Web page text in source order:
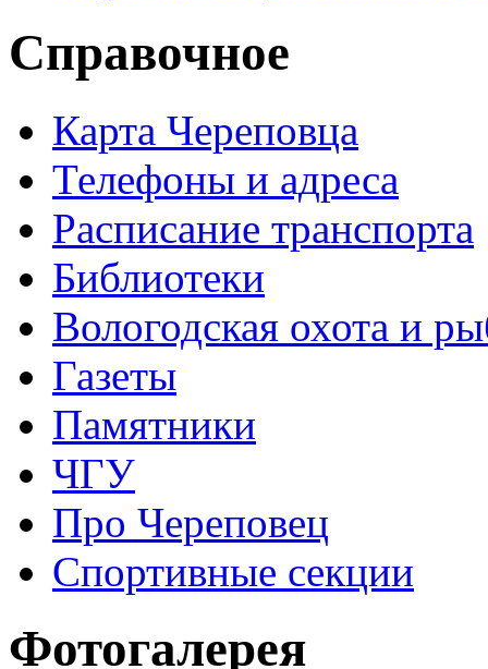
Справочное
Карта Череповца
Телефоны и адреса
Расписание транспорта
Библиотеки
Вологодская охота и
Газеты
Памятники
ЧГУ
Про Череповец
Спортивные секции
Фотогалерея